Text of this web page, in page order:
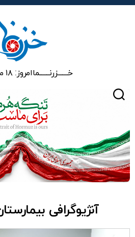
خـــــــزرنـــــــماامروز: ۱۸ مرداد ۱۴۰۵
آنژیوگرافی